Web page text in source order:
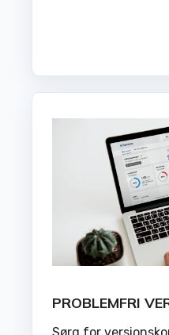
PROBLEMFRI
Sørg for